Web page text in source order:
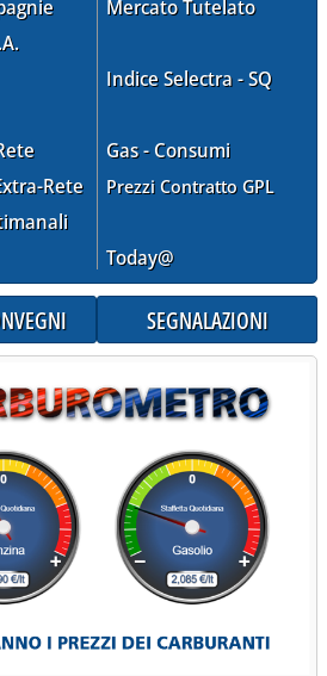
Rete
Mercato Tutelato
Indice Selectra - SQ
Gas - Consumi
Prezzi Contratto GPL
Today@
SEGNALAZIONI